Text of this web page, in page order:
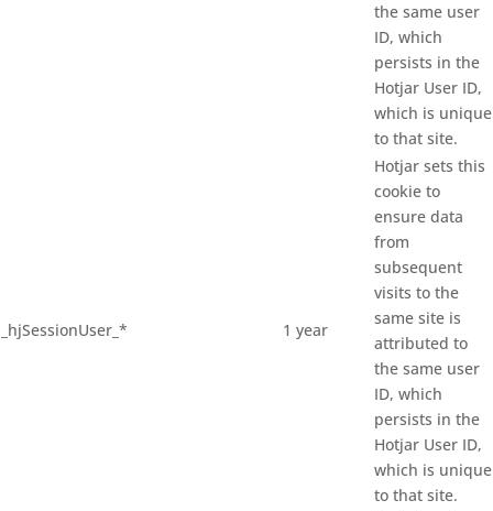
the same user
ID, which
persists in the
Hotjar User ID,
which is unique
to that site.
_hjSessionUser_* 1 year
Hotjar sets this
cookie to
ensure data
from
subsequent
visits to the
same site is
attributed to
the same user
ID, which
persists in the
Hotjar User ID,
which is unique
to that site.